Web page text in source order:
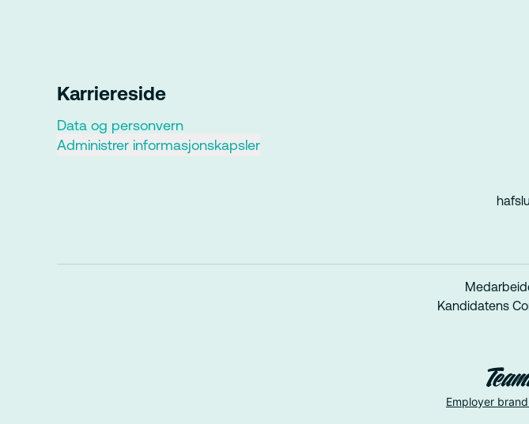
Karriereside
Data og personvern
Administrer informasjonskapsler
Kandidatens
Employer